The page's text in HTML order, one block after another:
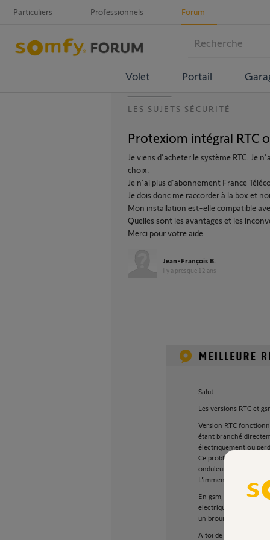
Particuliers Professionnels Forum
Volet Portail
LES SUJETS SÉCURITÉ
Protexiom intégral RTC
Je viens d'acheter le système RTC. Je
choix.
Je n'ai plus d'abonnement France
Je dois donc me raccorder à la box et
Mon installation est-elle compatible
Quelles sont les avantages et les
Merci pour votre aide.
Jean-François B.
il y a presque 12 ans
Salut
Les versions RTC et
Version RTC
étant branché
électriquement ou
Ce problème peut être
onduleur.
L'immense avantage
En gsm, le
electrique mais par
un brouilleur gsm
A toi de peser le pour